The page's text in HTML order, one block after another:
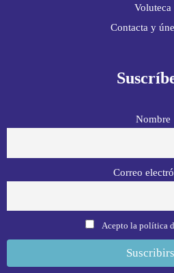
Voluteca
Contacta y
Nombre
Correo
Acepto la política